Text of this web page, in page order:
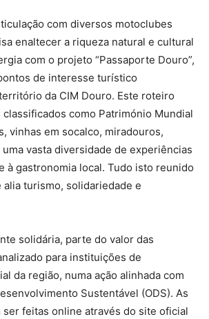
com diversos motoclubes
enaltecer a riqueza natural e cultural
com o projeto “Passaporte Douro”,
de interesse turístico
da CIM Douro. Este roteiro
como Património Mundial
vinhas em socalco, miradouros,
vasta diversidade de experiências
à gastronomia local. Tudo isto reunido
alia turismo, solidariedade e
solidária, parte do valor das
para instituições de
da região, numa ação alinhada com
Sustentável (ODS). As
feitas online através do site oficial